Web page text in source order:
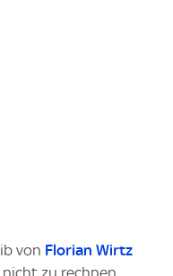
von Florian Wirtz